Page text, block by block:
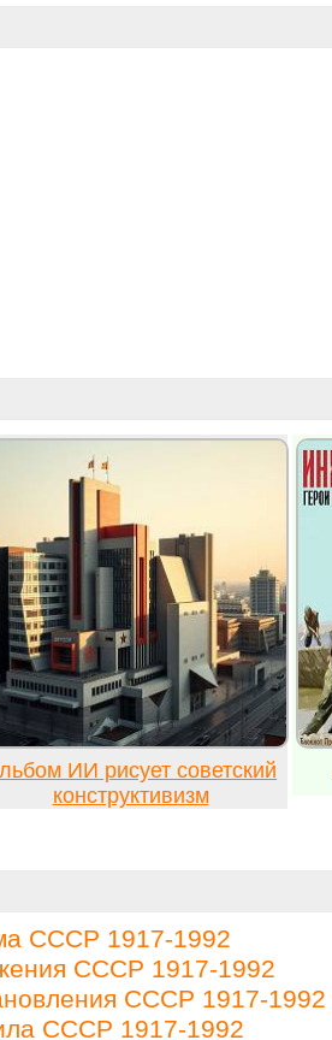
ИИ рисует советский
конструктивизм
СССР 1917-1992
СССР 1917-1992
СССР 1917-1992
СССР 1917-1992